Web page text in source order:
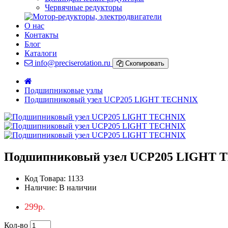
Червячные редукторы
О нас
Контакты
Блог
Каталоги
info@preciserotation.ru
Скопировать
Подшипниковые узлы
Подшипниковый узел UCP205 LIGHT TECHNIX
Подшипниковый узел UCP205 LIGHT
Код Товара: 1133
Наличие: В наличии
299р.
Кол-во